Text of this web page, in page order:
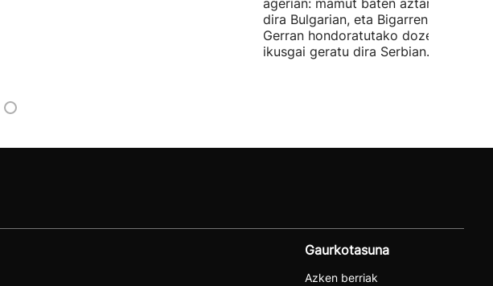
agerian: mamut baten aztarnak
dira Bulgarian, eta Bigarren Mundu
Gerran hondoratutako dozenaka
ikusgai geratu dira Serbian.
Gaurkotasuna
Azken berriak